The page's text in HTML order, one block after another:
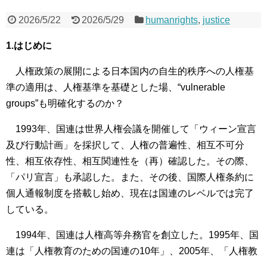
2026/5/22 2026/5/29 humanrights, justice
1.はじめに
人権政策の展開による日本国内の自生的秩序への人権基
準の適用は、人権基準を基礎とした場、“vulnerable
groups”も明確化するのか？
1993年、国連は世界人権会議を開催して「ウィーン宣言
及び行動計画」を採択して、人権の普遍性、相互不可分
性、相互依存性、相互関連性を（再）確認した。その際、
「パリ宣言」も承認した。また、その後、国際人権条約に
個人通報制度を搭載し始め、現在は国連のレベルでは完了
している。
1994年、国連は人権高等弁務官を創立した。1995年、国
連は「人権教育のための国連の10年」、2005年、「人権教